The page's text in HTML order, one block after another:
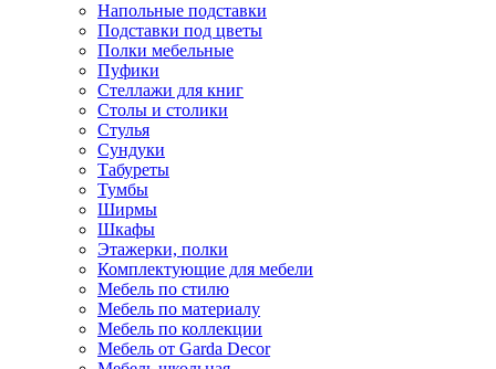
Напольные подставки
Подставки под цветы
Полки мебельные
Пуфики
Стеллажи для книг
Столы и столики
Стулья
Сундуки
Табуреты
Тумбы
Ширмы
Шкафы
Этажерки, полки
Комплектующие для мебели
Мебель по стилю
Мебель по материалу
Мебель по коллекции
Мебель от Garda Decor